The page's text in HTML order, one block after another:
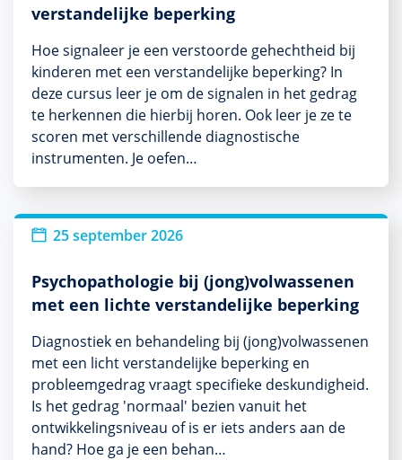
verstandelijke beperking
Hoe signaleer je een verstoorde gehechtheid bij
kinderen met een verstandelijke beperking? In
deze cursus leer je om de signalen in het gedrag
te herkennen die hierbij horen. Ook leer je ze te
scoren met verschillende diagnostische
instrumenten. Je oefen…
25 september 2026
Psychopathologie bij (jong)volwassenen
met een lichte verstandelijke beperking
Diagnostiek en behandeling bij (jong)volwassenen
met een licht verstandelijke beperking en
probleemgedrag vraagt specifieke deskundigheid.
Is het gedrag 'normaal' bezien vanuit het
ontwikkelingsniveau of is er iets anders aan de
hand? Hoe ga je een behan…